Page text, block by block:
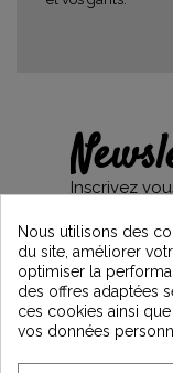
Inscrivez
et restez
Vintage
*Dès 99€ d'achat. En
Nous utilisons des
du site, améliorer
optimiser la
des offres adaptées
ces cookies ainsi
vos données